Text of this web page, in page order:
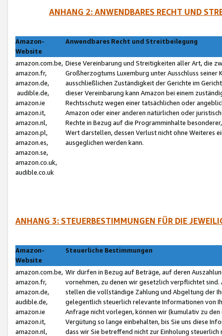
ANHANG 2: ANWENDBARES RECHT UND
Amazon-
Website
Anwendbares Recht und Streitbeilegung
amazon.com.be,
amazon.fr,
amazon.de,
audible.de,
amazon.ie
amazon.it,
amazon.nl,
amazon.pl,
amazon.es,
amazon.se,
amazon.co.uk,
audible.co.uk
Diese Vereinbarung und Streitigkeiten aller Art, die
Großherzogtums Luxemburg unter Ausschluss
ausschließlichen Zuständigkeit der Gerichte im
dieser Vereinbarung kann Amazon bei einem
Rechtsschutz wegen einer tatsächlichen oder
Amazon oder einer anderen natürlichen oder
Rechte in Bezug auf die Programminhalte
Wert darstellen, dessen Verlust nicht ohne Weiteres
ausgeglichen werden kann.
ANHANG 3: STEUERBESTIMMUNGEN FÜR DIE
Amazon-
Website
Steuerliche Bestimmungen
amazon.com.be,
amazon.fr,
amazon.de,
audible.de,
amazon.ie
amazon.it,
amazon.nl,
Wir dürfen in Bezug auf Beträge, auf deren
vornehmen, zu denen wir gesetzlich verpflichtet
stellen die vollständige Zahlung und Abgeltung der
gelegentlich steuerlich relevante Informationen von
Anfrage nicht vorlegen, können wir (kumulativ zu
Vergütung so lange einbehalten, bis Sie uns diese
dass wir Sie betreffend nicht zur Einholung